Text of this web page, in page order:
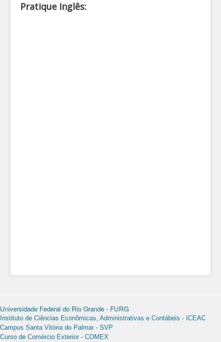
Pratique Inglês:
Universidade Federal do Rio Grande - FURG
Instituto de Ciências Econômicas, Administrativas e Contábeis - ICEAC
Campus Santa Vitória do Palmar - SVP
Curso de Comércio Exterior - COMEX